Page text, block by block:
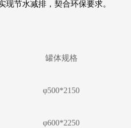
现节水减排，契合环保要求。
罐体规格
φ500*2150
φ600*2250